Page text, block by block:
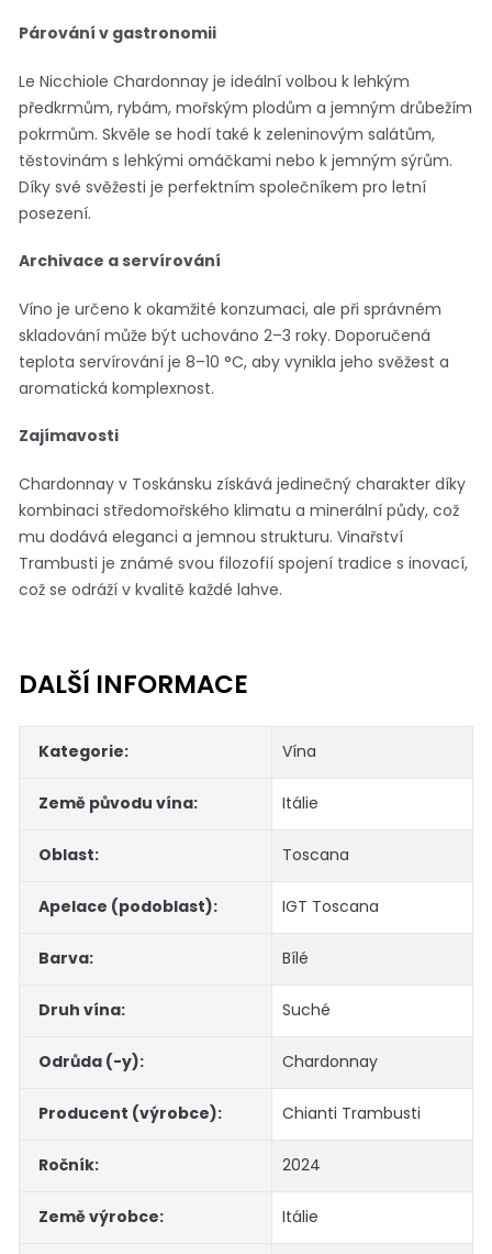
Párování v gastronomii
Le Nicchiole Chardonnay je ideální volbou k lehkým
předkrmům, rybám, mořským plodům a jemným drůbežím
pokrmům. Skvěle se hodí také k zeleninovým salátům,
těstovinám s lehkými omáčkami nebo k jemným sýrům.
Díky své svěžesti je perfektním společníkem pro letní
posezení.
Archivace a servírování
Víno je určeno k okamžité konzumaci, ale při správném
skladování může být uchováno 2–3 roky. Doporučená
teplota servírování je 8–10 °C, aby vynikla jeho svěžest a
aromatická komplexnost.
Zajímavosti
Chardonnay v Toskánsku získává jedinečný charakter díky
kombinaci středomořského klimatu a minerální půdy, což
mu dodává eleganci a jemnou strukturu. Vinařství
Trambusti je známé svou filozofií spojení tradice s inovací,
což se odráží v kvalitě každé lahve.
DALŠÍ INFORMACE
Kategorie: Vína
Země původu vína: Itálie
Oblast: Toscana
Apelace (podoblast): IGT Toscana
Barva: Bílé
Druh vína: Suché
Odrůda (-y): Chardonnay
Producent (výrobce): Chianti Trambusti
Ročník: 2024
Země výrobce: Itálie